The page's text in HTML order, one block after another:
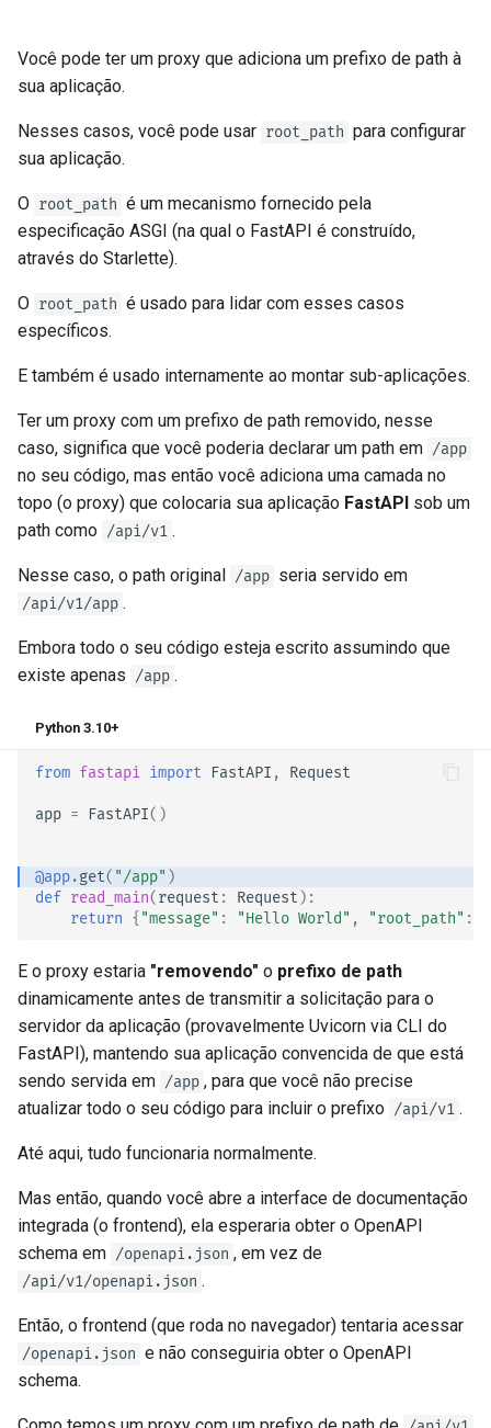
Você pode ter um proxy que adiciona um prefixo de path à
sua aplicação.
Nesses casos, você pode usar root_path para configurar
sua aplicação.
O root_path é um mecanismo fornecido pela
especificação ASGI (na qual o FastAPI é construído,
através do Starlette).
O root_path é usado para lidar com esses casos
específicos.
E também é usado internamente ao montar sub-aplicações.
Ter um proxy com um prefixo de path removido, nesse
caso, significa que você poderia declarar um path em /app
no seu código, mas então você adiciona uma camada no
topo (o proxy) que colocaria sua aplicação FastAPI sob um
path como /api/v1 .
Nesse caso, o path original /app seria servido em
/api/v1/app .
Embora todo o seu código esteja escrito assumindo que
existe apenas /app .
Python 3.10+
from fastapi import FastAPI , Request
app = FastAPI()
@app.get( "/app" )
def read_main(request : Request ):
return { "message" : "Hello World" , "root_path" :
E o proxy estaria "removendo" o prefixo de path
dinamicamente antes de transmitir a solicitação para o
servidor da aplicação (provavelmente Uvicorn via CLI do
FastAPI), mantendo sua aplicação convencida de que está
sendo servida em /app , para que você não precise
atualizar todo o seu código para incluir o prefixo /api/v1 .
Até aqui, tudo funcionaria normalmente.
Mas então, quando você abre a interface de documentação
integrada (o frontend), ela esperaria obter o OpenAPI
schema em /openapi.json , em vez de
/api/v1/openapi.json .
Então, o frontend (que roda no navegador) tentaria acessar
/openapi.json e não conseguiria obter o OpenAPI
schema.